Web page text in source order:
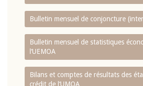
Bulletin mensuel de conjoncture
Bulletin mensuel de statistiques
l‘UEMOA
Bilans et comptes de résultats des
crédit de l‘UMOA